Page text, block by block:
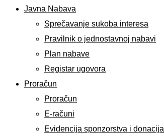
Javna Nabava
Sprečavanje sukoba interesa
Pravilnik o jednostavnoj nabavi
Plan nabave
Registar ugovora
Proračun
Proračun
E-računi
Evidencija sponzorstva i donacija